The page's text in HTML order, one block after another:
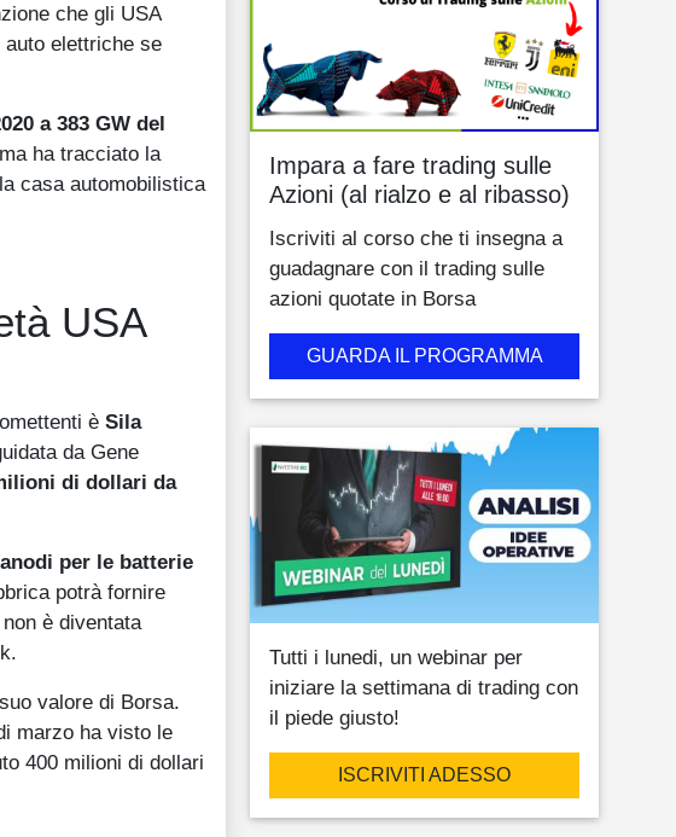
che gli USA
elettriche se
a 383 GW del
ha tracciato la
casa automobilistica
USA
è Sila
da Gene
di dollari da
per le batterie
potrà fornire
è diventata
valore di Borsa.
marzo ha visto le
400 milioni di dollari
Impara a fare trading sulle
Azioni (al rialzo e al ribasso)
Iscriviti al corso che ti insegna a
guadagnare con il trading sulle
azioni quotate in Borsa
GUARDA IL PROGRAMMA
Tutti i lunedi, un webinar per
iniziare la settimana di trading con
il piede giusto!
ISCRIVITI ADESSO